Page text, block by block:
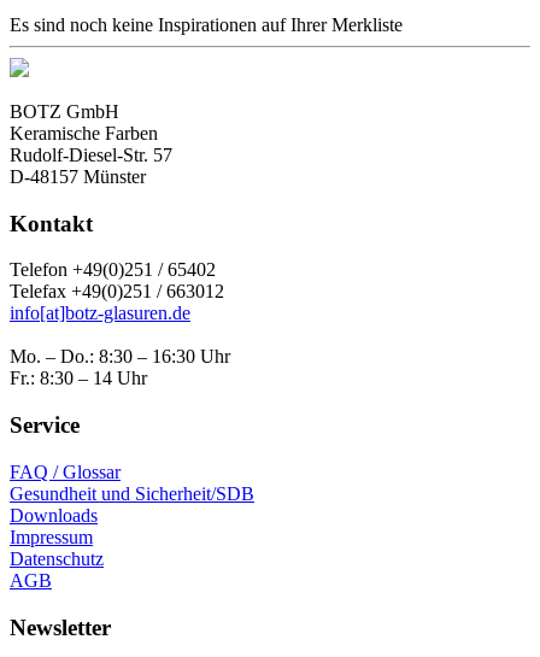
Es sind noch keine Inspirationen auf Ihrer Merkliste
BOTZ GmbH
Keramische Farben
Rudolf-Diesel-Str. 57
D-48157 Münster
Kontakt
Telefon +49(0)251 / 65402
Telefax +49(0)251 / 663012
info[at]botz-glasuren.de
Mo. – Do.: 8:30 – 16:30 Uhr
Fr.: 8:30 – 14 Uhr
Service
FAQ / Glossar
Gesundheit und Sicherheit/SDB
Downloads
Impressum
Datenschutz
AGB
Newsletter